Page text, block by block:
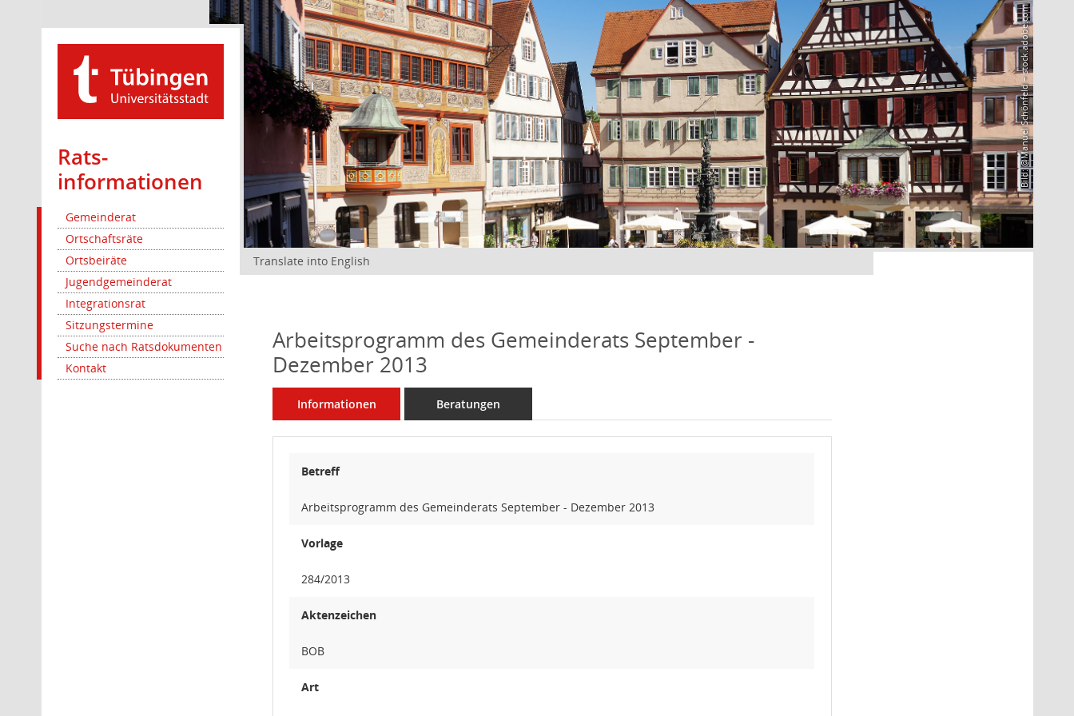
Rats­
informationen
Gemeinderat
Ortschaftsräte
Ortsbeiräte
Jugendgemeinderat
Integrationsrat
Sitzungstermine
Suche nach Ratsdokumenten
Kontakt
Bild: @Manuel Schönfeld – stock.adobe.com
Translate into English
Arbeitsprogramm des Gemeinderats September -
Dezember 2013
Informationen Beratungen
Betreff
Arbeitsprogramm des Gemeinderats September - Dezember 2013
Vorlage
284/2013
Aktenzeichen
BOB
Art